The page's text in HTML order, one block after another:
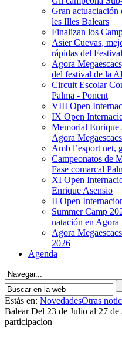
Gran actuaciación
les Illes Balears
Finalizan los
Asier Cuevas,
rápidas del
Agora
del festival de la
Circuit Escolar
Palma - Ponent
VIII Open
IX Open
Memorial Enrique
Agora Megaescacs
Amb l’esport net,
Campeonatos de
Fase comarcal
XI Open
Enrique Asensio
II Open
Summer Camp
natación en Agora
Agora
2026
Agenda
Estás en: NovedadesOtras
Balear Del 23 de Julio al 27
participacion